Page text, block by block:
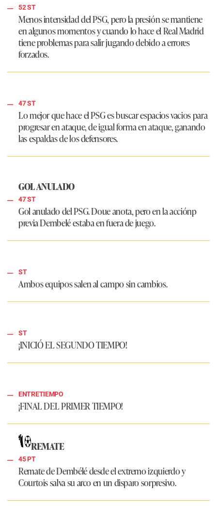
52 ST
Menos intensidad delPSG, pero la presión se mantiene
en algunos momentos y cuando lo hace elReal Madrid
tiene problemas para salir jugando debido a errores
forzados.
47 ST
Lo mejor que hace elPSGes buscar espacios vacios para
progresar en ataque, de igual forma en ataque, ganando
las espaldas de los defensores.
GOL ANULADO
47 ST
Gol anulado delPSG. Doue anota, pero en la acciónp
previa Dembelé estaba en fuera de juego.
ST
Ambos equipos salen al campo sin cambios.
ST
¡INICIÓ EL SEGUNDO TIEMPO!
ENTRETIEMPO
¡FINAL DEL PRIMER TIEMPO!
REMATE
45 PT
Remate de Dembélé desde el extremo izquierdo y
Courtois salva su arco en un disparo sorpresivo.